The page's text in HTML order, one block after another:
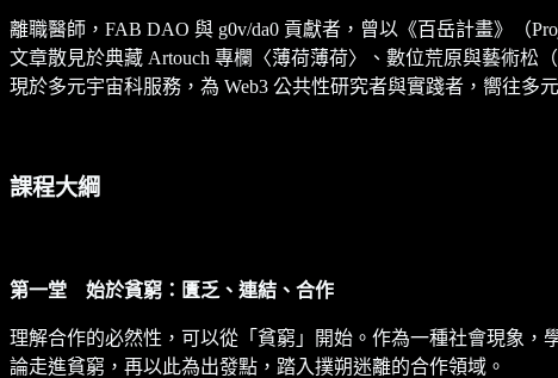
離職醫師，FAB DAO 與 g0v/da0 貢獻者，曾以《百岳計畫》（
文章散見於典藏 Artouch 專欄〈薄荷薄荷〉、數位荒原與藝術松（
現於多元宇宙科服務，為 Web3 公共性研究者與實踐者，嚮往多
課程大綱
第一堂 始於貧窮：匱乏、連結、合作
理解合作的必然性，可以從「貧窮」開始。作為一種社會現象，
論走進貧窮，再以此為出發點，踏入撲朔迷離的合作領域。